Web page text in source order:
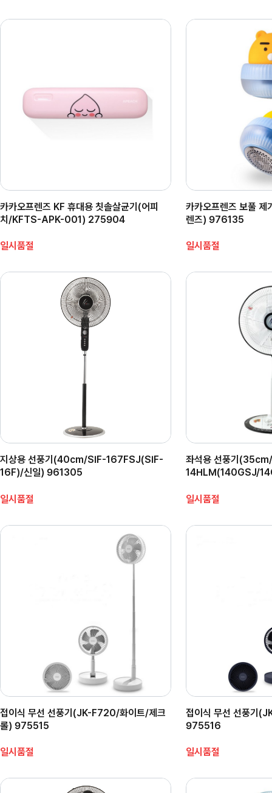
카카오프렌즈 KF 휴대용 칫솔살균기(어피
치/KFTS-APK-001) 275904
일시품절
카카오프렌즈 보풀 제
렌즈) 976135
일시품절
지상용 선풍기(40cm/SIF-167FSJ(SIF-
16F)/신일) 961305
일시품절
좌석용 선풍기
14HLM(140GSJ/
일시품절
접이식 무선 선풍기(JK-F720/화이트/제크
롤) 975515
일시품절
접이식 무선 선풍기
975516
일시품절